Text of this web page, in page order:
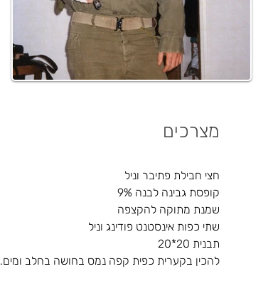
מצרכים
חצי חבילת פתיבר וניל
קופסת גבינה לבנה 9%
שמנת מתוקה להקצפה
שתי כפות אינסטנט פודינג וניל
תבנית 20*20
להכין בקערית כפית קפה נמס בחושה בחלב ומים.